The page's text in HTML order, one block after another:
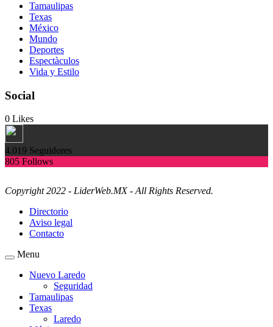
Tamaulipas
Texas
México
Mundo
Deportes
Espectàculos
Vida y Estilo
Social
0 Likes
4.019 Seguidores
805 Follows
Copyright 2022 - LiderWeb.MX - All Rights Reserved.
Directorio
Aviso legal
Contacto
Menu
Nuevo Laredo
Seguridad
Tamaulipas
Texas
Laredo